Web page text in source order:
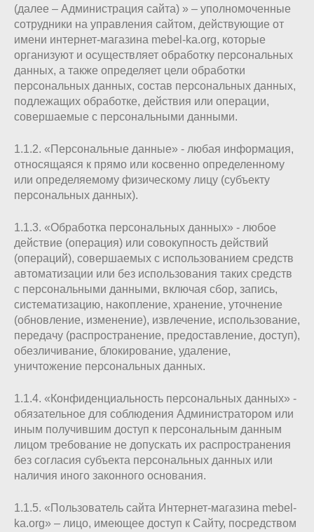
(далее – Администрация сайта) » – уполномоченные
сотрудники на управления сайтом, действующие от
имени интернет-магазина mebel-ka.org, которые
организуют и осуществляет обработку персональных
данных, а также определяет цели обработки
персональных данных, состав персональных данных,
подлежащих обработке, действия или операции,
совершаемые с персональными данными.
1.1.2. «Персональные данные» - любая информация,
относящаяся к прямо или косвенно определенному
или определяемому физическому лицу (субъекту
персональных данных).
1.1.3. «Обработка персональных данных» - любое
действие (операция) или совокупность действий
(операций), совершаемых с использованием средств
автоматизации или без использования таких средств
с персональными данными, включая сбор, запись,
систематизацию, накопление, хранение, уточнение
(обновление, изменение), извлечение, использование,
передачу (распространение, предоставление, доступ),
обезличивание, блокирование, удаление,
уничтожение персональных данных.
1.1.4. «Конфиденциальность персональных данных» -
обязательное для соблюдения Администратором или
иным получившим доступ к персональным данным
лицом требование не допускать их распространения
без согласия субъекта персональных данных или
наличия иного законного основания.
1.1.5. «Пользователь сайта Интернет-магазина mebel-
ka.org» – лицо, имеющее доступ к Сайту, посредством